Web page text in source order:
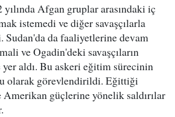
Afgan gruplar arasındaki iç
istemedi ve diğer savaşçılarla
da faaliyetlerine devam
ve Ogadin'deki savaşçıların
aldı. Bu askeri eğitim sürecinin
olarak görevlendirildi. Eğittiği
Amerikan güçlerine yönelik saldırılar